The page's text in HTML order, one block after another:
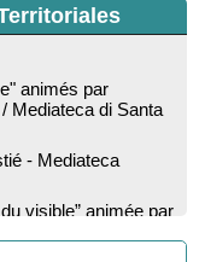
di Santa
- Mediateca
visible” animée par
- Pitretu è